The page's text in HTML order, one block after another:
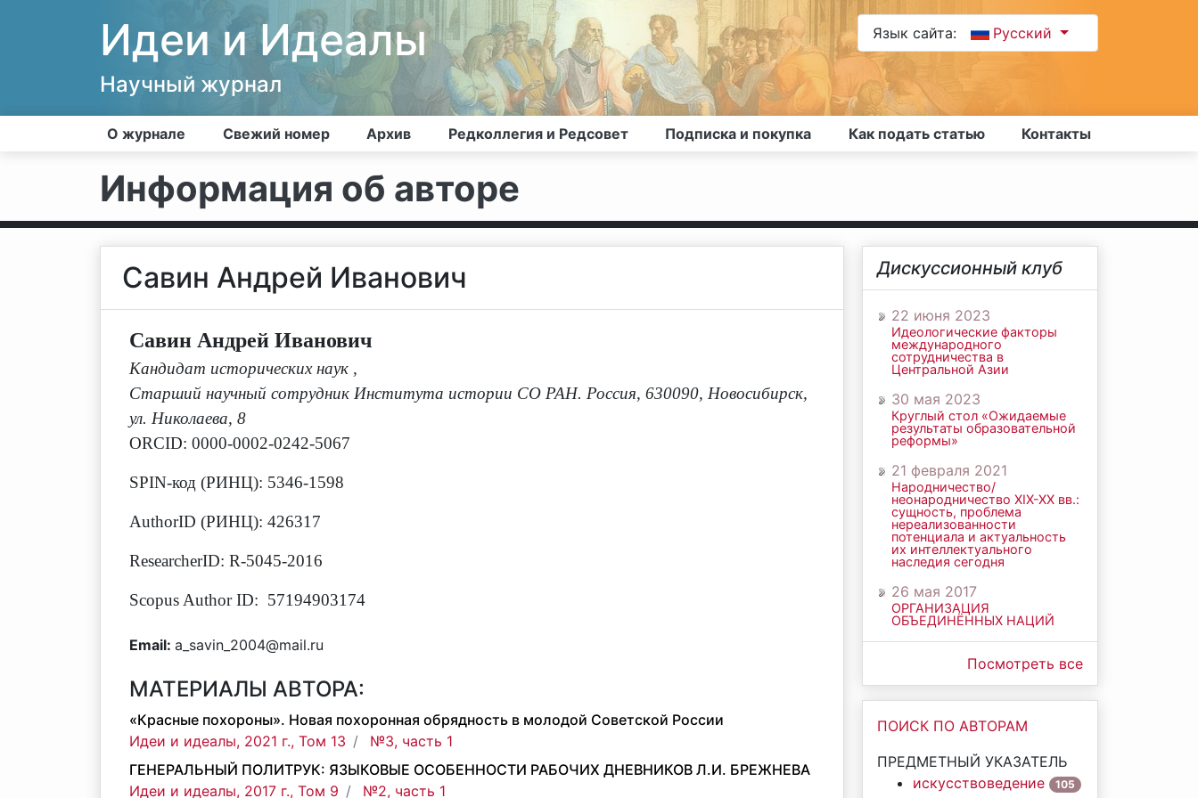
Идеи и Идеалы
Научный журнал
Язык сайта: Русский
О журнале Свежий номер Архив Редколлегия и Редсовет Подписка и покупка Как подать статью Контакты
Информация об авторе
Савин Андрей Иванович
Савин Андрей Иванович
Кандидат исторических наук ,
Старший научный сотрудник Института истории СО РАН. Россия, 630090, Новосибирск,
ул. Николаева, 8
ORCID: 0000-0002-0242-5067
SPIN-код (РИНЦ): 5346-1598
AuthorID (РИНЦ): 426317
ResearcherID: R-5045-2016
Scopus Author ID: 57194903174
Email: a_savin_2004@mail.ru
МАТЕРИАЛЫ АВТОРА:
«Красные похороны». Новая похоронная обрядность в молодой Советской России
Идеи и идеалы, 2021 г., Том 13
№3, часть 1
ГЕНЕРАЛЬНЫЙ ПОЛИТРУК: ЯЗЫКОВЫЕ ОСОБЕННОСТИ РАБОЧИХ ДНЕВНИКОВ Л.И. БРЕЖНЕВА
Идеи и идеалы, 2017 г., Том 9
№2, часть 1
Дискуссионный клуб
22 июня 2023
Идеологические факторы
международного
сотрудничества в
Центральной Азии
30 мая 2023
Круглый стол «Ожидаемые
результаты образовательной
реформы»
21 февраля 2021
Народничество/
неонародничество ХIХ-ХХ вв.:
сущность, проблема
нереализованности
потенциала и актуальность
их интеллектуального
наследия сегодня
26 мая 2017
ОРГАНИЗАЦИЯ
ОБЪЕДИНЁННЫХ НАЦИЙ
Посмотреть все
ПОИСК ПО АВТОРАМ
ПРЕДМЕТНЫЙ УКАЗАТЕЛЬ
искусствоведение
105